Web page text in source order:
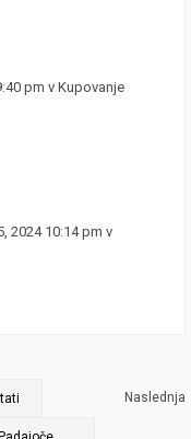
pm v Kupovanje
2024 10:14 pm v
Naslednja